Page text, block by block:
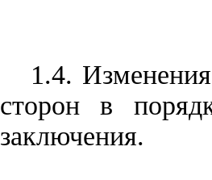
1.4.
сторон в
заключения.